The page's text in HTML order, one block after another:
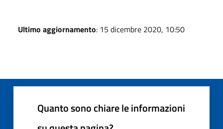
Ultimo aggiornamento: 15 dicembre 2020, 10:50
Quanto sono chiare le informazioni